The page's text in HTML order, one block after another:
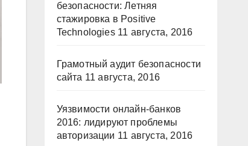
безопасности: Летняя
стажировка в Positive
Technologies 11 августа, 2016
Грамотный аудит безопасности
сайта 11 августа, 2016
Уязвимости онлайн-банков
2016: лидируют проблемы
авторизации 11 августа, 2016